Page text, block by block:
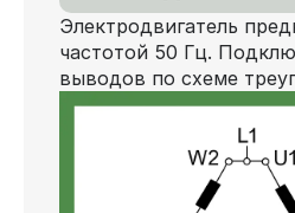
Электродвигатель
частотой 50 Гц.
выводов по схеме